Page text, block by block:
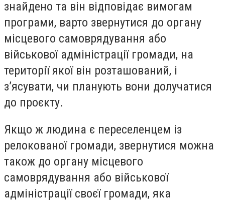
знайдено та він відповідає вимогам
програми, варто звернутися до органу
місцевого самоврядування або
військової адміністрації громади, на
території якої він розташований, і
з’ясувати, чи планують вони долучатися
до проєкту.
Якщо ж людина є переселенцем із
релокованої громади, звернутися можна
також до органу місцевого
самоврядування або військової
адміністрації своєї громади, яка